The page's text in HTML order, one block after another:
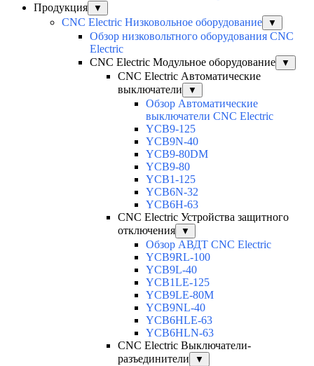
Продукция
▼
CNC Electric Низковольное оборудование ▼
Обзор низковольтного оборудования CNC
Electric
CNC Electric Модульное оборудование
▼
CNC Electric Автоматические
выключатели
▼
Обзор Автоматические
выключатели CNC Electric
YCB9-125
YCB9N-40
YCB9-80DM
YCB9-80
YCB1-125
YCB6N-32
YCB6H-63
CNC Electric Устройства защитного
отключения
▼
Обзор АВДТ CNC Electric
YCB9RL-100
YCB9L-40
YCB1LE-125
YCB9LE-80M
YCB9NL-40
YCB6HLE-63
YCB6HLN-63
CNC Electric Выключатели-
разъединители
▼